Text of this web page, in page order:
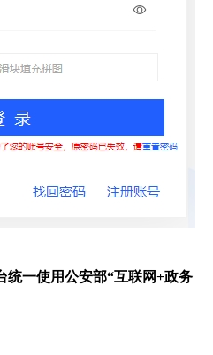
统一使用公安部“互联网+政务